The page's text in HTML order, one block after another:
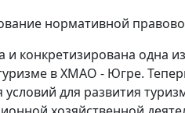
нормативной
и конкретизирована одна
в ХМАО - Югре.
условий для развития